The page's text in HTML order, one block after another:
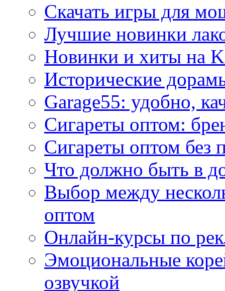
Скачать игры для
Лучшие новинки
Новинки и хиты на
Исторические
Garage55: удобно,
Сигареты оптом:
Сигареты оптом без
Что должно быть в
Выбор между
оптом
Онлайн-курсы по
Эмоциональные
озвучкой